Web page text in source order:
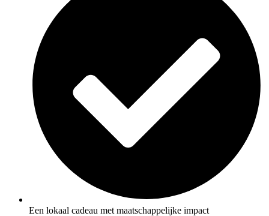
Een lokaal cadeau met maatschappelijke impact